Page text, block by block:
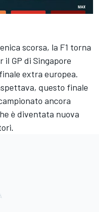
scorsa, la F1 torna
il GP di Singapore
extra europea.
questo finale
ancora
è diventata nuova